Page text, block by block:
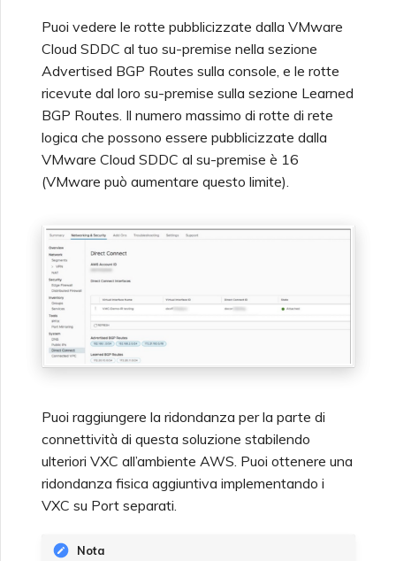
Puoi vedere le rotte pubblicizzate dalla VMware
Cloud SDDC al tuo su-premise nella sezione
Advertised BGP Routes sulla console, e le rotte
ricevute dal loro su-premise sulla sezione Learned
BGP Routes. Il numero massimo di rotte di rete
logica che possono essere pubblicizzate dalla
VMware Cloud SDDC al su-premise è 16
(VMware può aumentare questo limite).
Puoi raggiungere la ridondanza per la parte di
connettività di questa soluzione stabilendo
ulteriori VXC all’ambiente AWS. Puoi ottenere una
ridondanza fisica aggiuntiva implementando i
VXC su Port separati.
Nota